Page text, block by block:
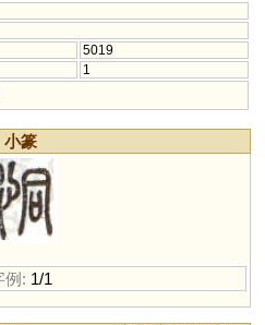
5019
1
小篆
例: 1/1